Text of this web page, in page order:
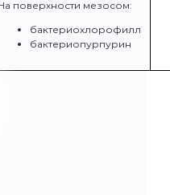
поверхности мезосом:
бактериохлорофилл
бактериопурпурин